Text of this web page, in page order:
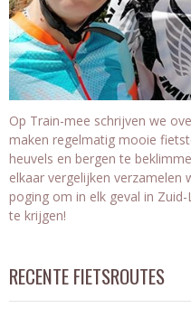
Op Train-mee schrijven we
maken regelmatig mooie
heuvels en bergen te
elkaar vergelijken verzamelen
poging om in elk geval in
te krijgen!
RECENTE FIETSROUTES